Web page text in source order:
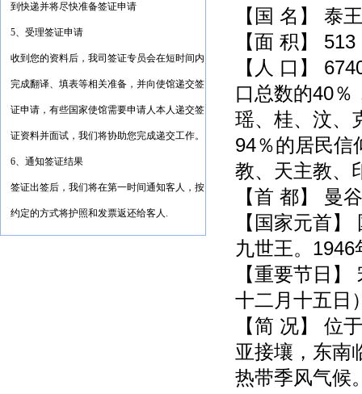
到快递并将尽快准备签证申请
5、受理签证申请
收到您的资料后，我司签证专员会在短时间内
完成翻译、填表等相关准备，并向使馆递交签
证申请，有些国家使馆需要申请人本人递交签
证资料并面试，我们将协助您完成递交工作。
6、通知签证结果
签证出签后，我们将在第一时间通知客人，按
约定的方式将护照和发票返还给客人.
【国 名】 泰
【面 积】 513
【人 口】
口总数的40％
瑶、桂、汶、
94％的居民信
教、天主教、
【首 都】 曼谷
【国家元首
九世王。 1946
【重要节日
十二月十五日
【简 况】 位
亚接壤，东南
热带季风气候